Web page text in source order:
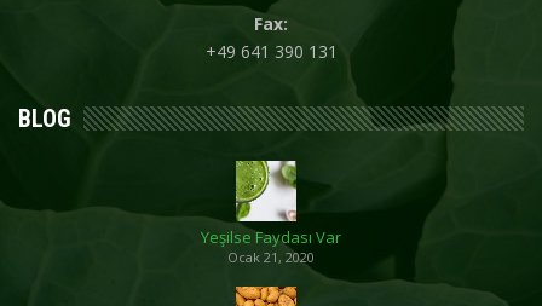
Fax:
+49 641 390 131
BLOG
Yeşilse Faydası Var
Ocak 21, 2020